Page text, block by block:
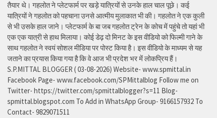
तैयार थे। गहलोत ने प्लेटफार्म पर खड़े यात्रियों से उनके हाल चाल पूछे। कई
यात्रियों ने गहलोत को पहचाना उनसे आत्मीय मुलाकात भी की। गहलोत ने एक कुली
से भी उसके हाल जाने। प्लेटफार्म के बा जब गहलोत ट्रेन के कोच में पहुंचे तो यहां भी
एक एक यात्री से हाथ मिलाया। कोई डेढ़ दो मिनट के इस वीडियो को फिल्मी गाने के
साथ गहलोत ने स्वयं सोशल मीडिया पर पोस्ट किया है। इस वीडियो के माध्यम से यह
जताने का प्रयास किया गया है कि वे आज भी प्रदेश भर में लोकप्रिय हैं।
S.P.MITTAL BLOGGER ( 03-08-2026) Website- www.spmittal.in
Facebook Page- www.facebook.com/SPMittalblog Follow me on
Twitter- https://twitter.com/spmittalblogger?s=11 Blog-
spmittal.blogspot.com To Add in WhatsApp Group- 9166157932 To
Contact- 9829071511